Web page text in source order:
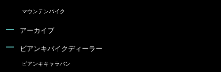
マウンテンバイク
アーカイブ
ビアンキバイクディーラー
ビアンキキャラバン